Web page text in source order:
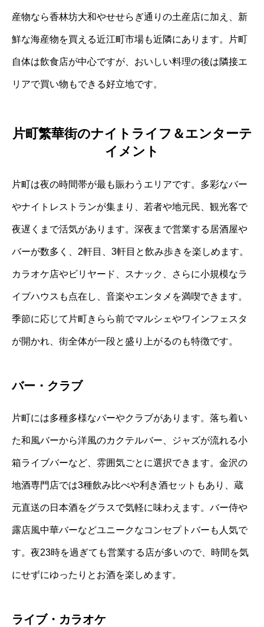
産物なら香林坊大和やせせらぎ通りの土産店に加え、新
鮮な海産物を買える近江町市場も近隣にあります。片町
自体は飲食店が中心ですが、おいしい料理の後は隣接エ
リアで買い物もできる好立地です。
片町繁華街のナイトライフ＆エンターテ
イメント
片町は夜の時間帯が最も賑わうエリアです。多彩なバー
やナイトレストランが集まり、若者や地元民、観光客で
夜遅くまで活気があります。深夜まで営業する居酒屋や
バーが数多く、2軒目、3軒目と飲み歩きを楽しめます。
カラオケ店やビリヤード、スナック、さらに小規模なラ
イブハウスも点在し、音楽やエンタメを満喫できます。
季節に応じて片町きらら前でマルシェやワインフェスタ
が開かれ、街全体が一段と盛り上がるのも特徴です。
バー・クラブ
片町には多種多様なバーやクラブがあります。落ち着い
た和風バーから洋風のカクテルバー、ジャズが流れる小
箱ライブバーなど、雰囲気ごとに選択できます。金沢の
地酒専門店では3種飲み比べや利き酒セットもあり、蔵
元直送の日本酒をグラスで気軽に味わえます。バー侍や
露店風中華バーなどユニークなコンセプトバーも人気で
す。夜23時を過ぎても営業する店が多いので、時間を気
にせずにゆったりとお酒を楽しめます。
ライブ・カラオケ